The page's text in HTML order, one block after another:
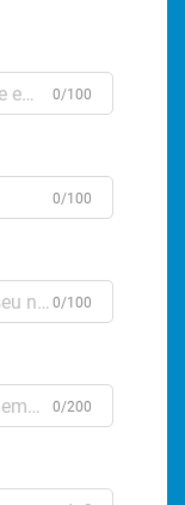
0/100
0/100
0/100
0/200